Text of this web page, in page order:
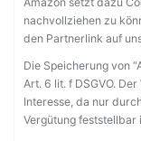
nachvollziehen zu
den Partnerlink auf
Die Speicherung von
Art. 6 lit. f DSGVO.
Interesse, da nur
Vergütung feststellbar